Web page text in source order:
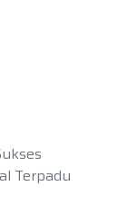
Terpadu